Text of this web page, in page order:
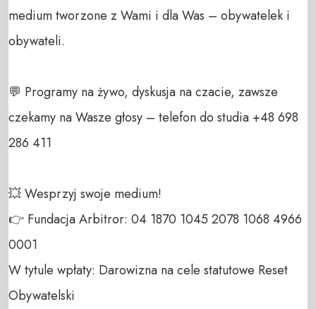
medium tworzone z Wami i dla Was – obywatelek i
obywateli.
💬 Programy na żywo, dyskusja na czacie, zawsze
czekamy na Wasze głosy – telefon do studia +48 698
286 411
💥 Wesprzyj swoje medium!
👉 Fundacja Arbitror: 04 1870 1045 2078 1068 4966
0001
W tytule wpłaty: Darowizna na cele statutowe Reset
Obywatelski